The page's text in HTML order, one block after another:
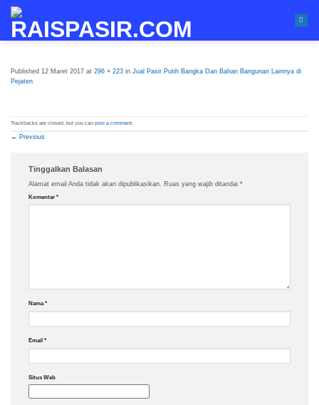
content
Published 12 Maret 2017 at 296 × 223 in Jual Pasir Putih Bangka Dan Bahan Bangunan Lainnya di
Pejaten
Trackbacks are closed, but you can post a comment.
← Previous
Tinggalkan Balasan
Alamat email Anda tidak akan dipublikasikan. Ruas yang wajib ditandai *
Komentar *
Nama*
Email *
Situs Web